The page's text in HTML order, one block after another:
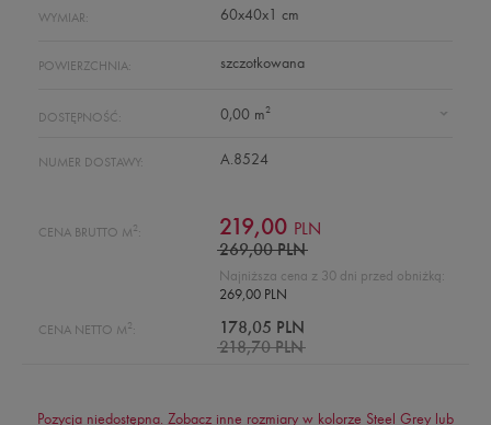
WYMIAR: 60x40x1 cm
POWIERZCHNIA: szczotkowana
DOSTĘPNOŚĆ: 0,00 m2
NUMER DOSTAWY: A.8524
CENA BRUTTO M2: 219,00 PLN
269,00 PLN
Najniższa cena z 30 dni przed obniżką:
269,00 PLN
CENA NETTO M2:
178,05 PLN
218,70 PLN
Pozycja niedostępna. Zobacz inne rozmiary w kolorze Steel Grey lub